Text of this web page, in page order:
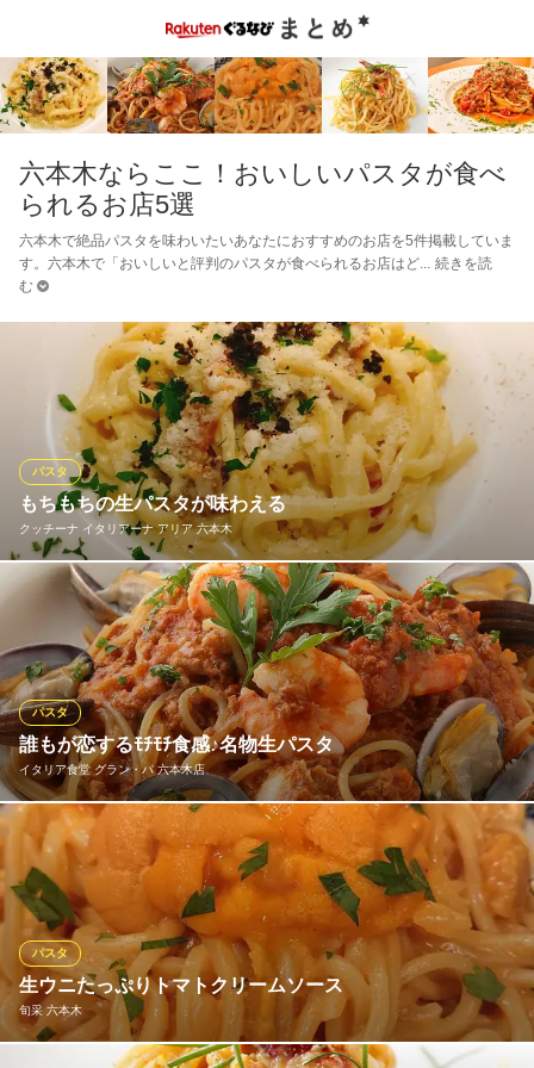
六本木ならここ！おいしいパスタが食べ
られるお店5選
六本木で絶品パスタを味わいたいあなたにおすすめのお店を5件掲載していま
す。六本木で「おいしいと評判のパスタが食べられるお店はど
続きを読
む
もちもちの生パスタが味わえる
クッチーナ イタリアーナ アリア 六本木
パスタ
雑誌「おとなの週末」で都内屈指の旨いパスタ屋60店舗以上の調
査で、TOPの三ッ星を獲得!!六本木で生パスタを提供している数少
ないお店
クッチーナ イタリアーナ アリア 六本木
カジュアルイタリアン
地下鉄日比谷線六本木駅2番出口 徒歩3分
東京都港区六本木7-10-23 ボラーノ六本木1F
誰もが恋するﾓﾁﾓﾁ食感♪名物生パスタ
イタリア食堂 グラン・パ 六本木店
パスタ
当店の主役である『生パスタ』。このパスタを目当てにご来店さ
れる方も多いほど。アルデンテに茹で上げる乾燥パスタとは異な
り、弾力あるモッチモチ食感が最大の魅力です！また、素材の味
わいが溶け出たシェフ特製ソースが濃厚に絡みつき、フォークを
手放せなくなること必至です！
イタリア食堂 グラン・パ 六本木店
個室/貸切/飲放題
地下鉄南北線六本木一丁目駅1番出口 徒歩3分
生ウニたっぷりトマトクリームソース
旬采 六本木
パスタ